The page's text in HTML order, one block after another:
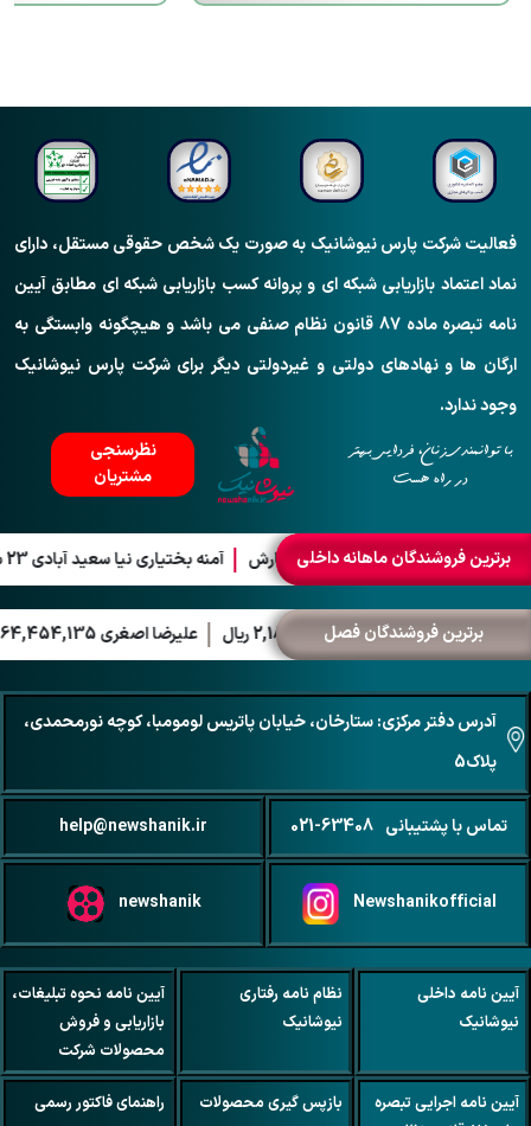
فعالیت شرکت پارس نیوشانیک به صورت یک شخص حقوقی مستقل، دارای
نماد اعتماد بازاریابی شبکه ای و پروانه کسب بازاریابی شبکه ای مطابق آیین
نامه تبصره ماده 87 قانون نظام صنفی می باشد و هیچگونه وابستگی به
ارگان ها و نهادهای دولتی و غیردولتی دیگر برای شرکت پارس نیوشانیک
وجود ندارد.
نظرسنجی
مشتریان
با توانمندی زنان، فردایی بهتر
در راه هست
برترین فروشندگان ماهانه داخلی
ریحانه سرایی 27 سفارش آمنه بختیاری نیا سعید آبادی 23 سفارش
برترین فروشندگان فصل
حامد رحمانی 2,188,909,077 ریال علیرضا اصغری 2,164,454,135 ریال
آدرس دفتر مرکزی: ستارخان، خیابان پاتریس لومومبا، کوچه نورمحمدی،
پلاک5
تماس با پشتیبانی 021-63408
help@newshanik.ir
Newshanikofficial
newshanik
آیین نامه داخلی
نیوشانیک
نظام نامه رفتاری
نیوشانیک
آیین نامه نحوه تبلیغات،
بازاریابی و فروش
محصولات شرکت
آیین نامه اجرایی تبصره
بازپس گیری محصولات راهنمای فاکتور رسمی